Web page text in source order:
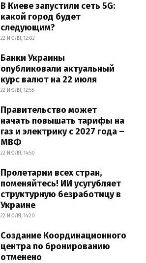
В Киеве запустили сеть 5G:
какой город будет
следующим?
22 ИЮЛЯ, 12:02
Банки Украины
опубликовали актуальный
курс валют на 22 июля
22 ИЮЛЯ, 12:55
Правительство может
начать повышать тарифы на
газ и электрику с 2027 года –
МВФ
22 ИЮЛЯ, 14:50
Пролетарии всех стран,
поменяйтесь! ИИ усугубляет
структурную безработицу в
Украине
22 ИЮЛЯ, 14:20
Создание Координационного
центра по бронированию
отменено